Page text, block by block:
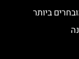
ביותר